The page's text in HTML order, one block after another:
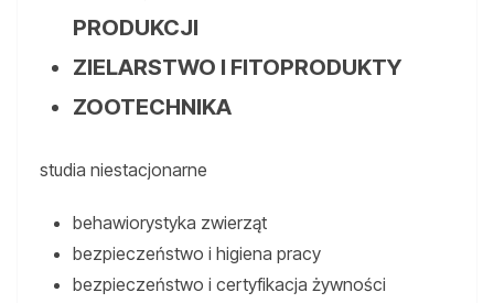
PRODUKCJI
ZIELARSTWO I FITOPRODUKTY
ZOOTECHNIKA
studia niestacjonarne
behawiorystyka zwierząt
bezpieczeństwo i higiena pracy
bezpieczeństwo i certyfikacja żywności